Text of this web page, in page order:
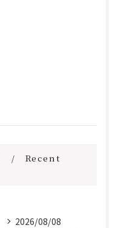
Recent
2026/08/08